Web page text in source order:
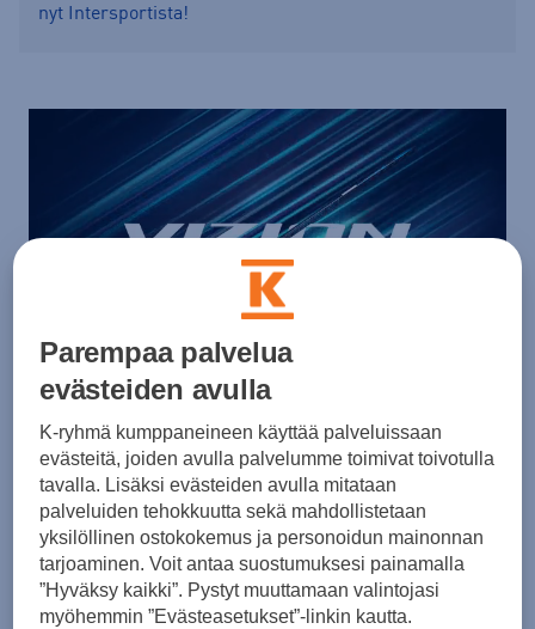
nyt Intersportista!
Vizion
Entistä nopeampia laukauksia ja parempaa tuntumaa!
Vizionin uudistettu varsimuotoilu, kevennetty lapa ja
innovatiivinen ALUPLI-komposiitti tekevät tästä mailasta
täydellisen yhdistelmän suorituskykyä ja mukavuutta.
Parempaa palvelua
evästeiden avulla
K-ryhmä kumppaneineen käyttää palveluissaan
evästeitä, joiden avulla palvelumme toimivat toivotulla
tavalla. Lisäksi evästeiden avulla mitataan
palveluiden tehokkuutta sekä mahdollistetaan
yksilöllinen ostokokemus ja personoidun mainonnan
tarjoaminen. Voit antaa suostumuksesi painamalla
”Hyväksy kaikki”. Pystyt muuttamaan valintojasi
myöhemmin ”Evästeasetukset”-linkin kautta.